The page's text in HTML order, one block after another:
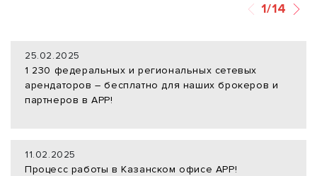
1/14
25.02.2025
1 230 федеральных и региональных сетевых
арендаторов – бесплатно для наших брокеров и
партнеров в АРР!
11.02.2025
Процесс работы в Казанском офисе АРР!